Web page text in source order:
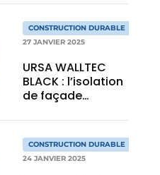
CONSTRUCTION DURABLE
27 JANVIER 2025
URSA WALLTEC
BLACK : l’isolation
de façade
construction en
bois
CONSTRUCTION DURABLE
24 JANVIER 2025